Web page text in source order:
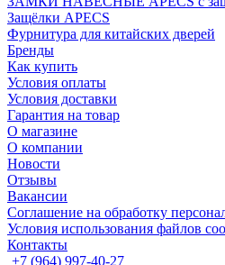
Защёлки APECS
Фурнитура для китайских дверей
Бренды
Как купить
Условия оплаты
Условия доставки
Гарантия на товар
О магазине
О компании
Новости
Отзывы
Вакансии
Соглашение на обработку
Условия использования файлов
Контакты
+7 (964) 997-40-27